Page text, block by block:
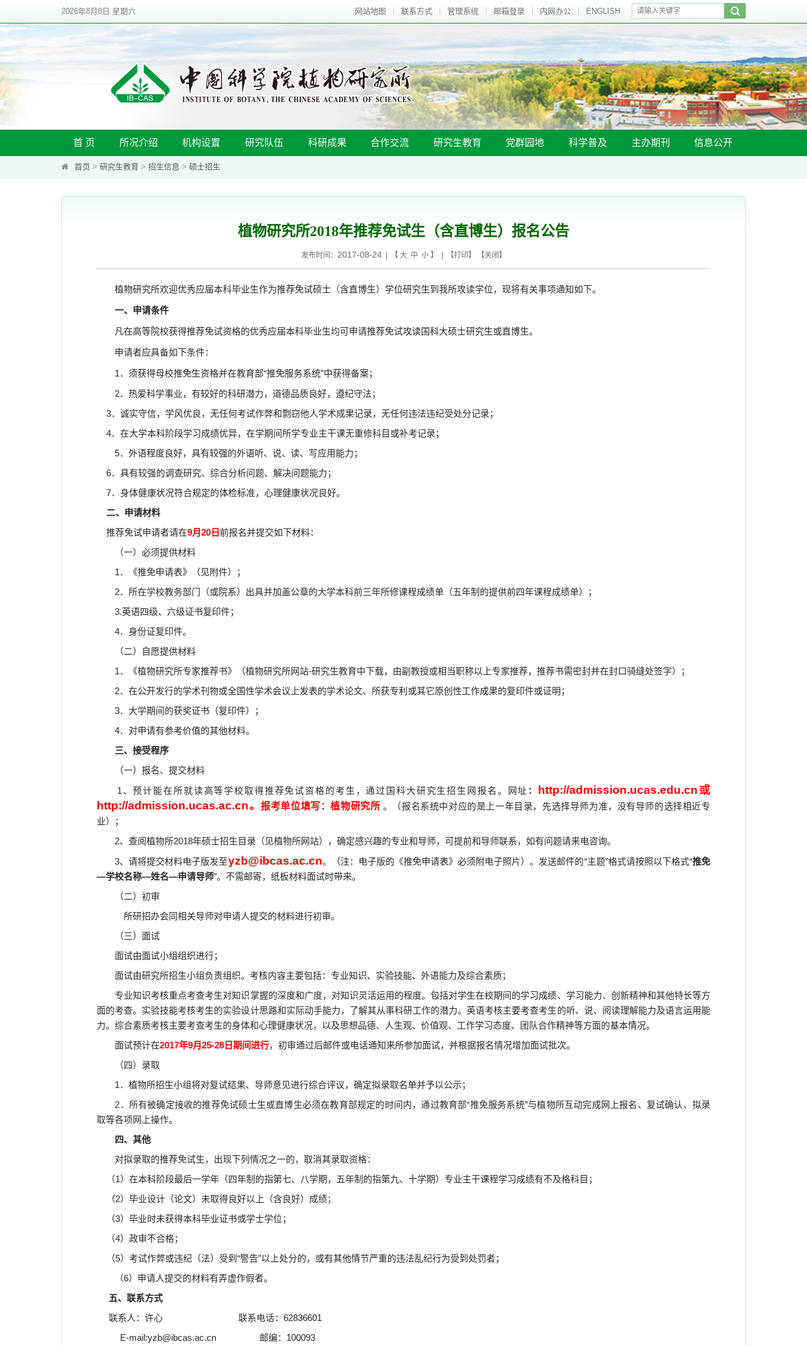
2026年8月8日 星期六 网站地图 联系方式 管理系统 邮箱登录 内网办公 ENGLISH
首 页 所况介绍 机构设置 研究队伍 科研成果 合作交流 研究生教育 党群园地 科学普及 主办期刊 信息公开
首页 > 研究生教育 > 招生信息 > 硕士招生
植物研究所2018年推荐免试生（含直博生）报名公告
发布时间： 2017-08-24| 【 大 中 小】 | 【打印】 【关闭 】
植物研究所欢迎优秀应届本科毕业生作为推荐免试硕士（含直博生）学位研究生到我所攻读学位，现将有关事项通知如下。
一、申请条件
凡在高等院校获得推荐免试资格的优秀应届本科毕业生均可申请推荐免试攻读国科大硕士研究生或直博生。
申请者应具备如下条件：
1．须获得母校推免生资格并在教育部“推免服务系统”中获得备案；
2．热爱科学事业，有较好的科研潜力，道德品质良好，遵纪守法；
3．诚实守信，学风优良，无任何考试作弊和剽窃他人学术成果记录，无任何违法违纪受处分记录；
4．在大学本科阶段学习成绩优异，在学期间所学专业主干课无重修科目或补考记录；
5．外语程度良好，具有较强的外语听、说、读、写应用能力；
6．具有较强的调查研究、综合分析问题、解决问题能力；
7．身体健康状况符合规定的体检标准，心理健康状况良好。
二、申请材料
推荐免试申请者请在9月20 日前报名并提交如下材料：
（一）必须提供材料
1．《推免申请表》（见附件）；
2．所在学校教务部门（或院系）出具并加盖公章的大学本科前三年所修课程成绩单（五年制的提供前四年课程成绩单）；
3.英语四级、六级证书复印件；
4．身份证复印件。
（二）自愿提供材料
1．《植物研究所专家推荐书》（植物研究所网站-研究生教育中下载，由副教授或相当职称以上专家推荐，推荐书需密封并在封口骑缝处签字）；
2．在公开发行的学术刊物或全国性学术会议上发表的学术论文、所获专利或其它原创性工作成果的复印件或证明；
3．大学期间的获奖证书（复印件）；
4．对申请有参考价值的其他材料。
三、接受程序
（一）报名、提交材料
1 、预计能在所就读高等学校取得推荐免试资格的考生，通过国科大研究生招生网报名。网址 ： http://admission.ucas.edu.cn或
http://admission.ucas.ac.cn。报考单位填写：植物研究所 。（报名系统中对应的是上一年目录，先选择导师为准，没有导师的选择相近专
业）；
2、查阅植物所2018年硕士招生目录（见植物所网站），确定感兴趣的专业和导师，可提前和导师联系，如有问题请来电咨询。
3、请将提交材料电子版发至yzb@ibcas.ac.cn。（注：电子版的《推免申请表》必须附电子照片）。发送邮件的“主题”格式请按照以下格式“推免
—学校名称—姓名—申请导师”。不需邮寄，纸板材料面试时带来。
（二）初审
所研招办会同相关导师对申请人提交的材料进行初审。
（三）面试
面试由面试小组组织进行；
面试由研究所招生小组负责组织。考核内容主要包括：专业知识、实验技能、外语能力及综合素质；
专业知识考核重点考查考生对知识掌握的深度和广度，对知识灵活运用的程度。包括对学生在校期间的学习成绩、学习能力、创新精神和其他特长等方
面的考查。实验技能考核考生的实验设计思路和实际动手能力，了解其从事科研工作的潜力。英语考核主要考查考生的听、说、阅读理解能力及语言运用能
力。综合素质考核主要考查考生的身体和心理健康状况，以及思想品德、人生观、价值观、工作学习态度、团队合作精神等方面的基本情况。
面试预计在2017年9月25-28 日期间进行，初审通过后邮件或电话通知来所参加面试，并根据报名情况增加面试批次。
（四）录取
1．植物所招生小组将对复试结果、导师意见进行综合评议，确定拟录取名单并予以公示；
2．所有被确定接收的推荐免试硕士生或直博生必须在教育部规定的时间内，通过教育部“推免服务系统”与植物所互动完成网上报名、复试确认、拟录
取等各项网上操作。
四、其他
对拟录取的推荐免试生，出现下列情况之一的，取消其录取资格：
（1）在本科阶段最后一学年（四年制的指第七、八学期，五年制的指第九、十学期）专业主干课程学习成绩有不及格科目；
（2）毕业设计（论文）未取得良好以上（含良好）成绩；
（3）毕业时未获得本科毕业证书或学士学位；
（4）政审不合格；
（5）考试作弊或违纪（法）受到“警告”以上处分的，或有其他情节严重的违法乱纪行为受到处罚者；
（6）申请人提交的材料有弄虚作假者。
五、联系方式
联系人：许心
联系电话： 62836601
E-mail:yzb@ibcas.ac.cn
邮编： 100093